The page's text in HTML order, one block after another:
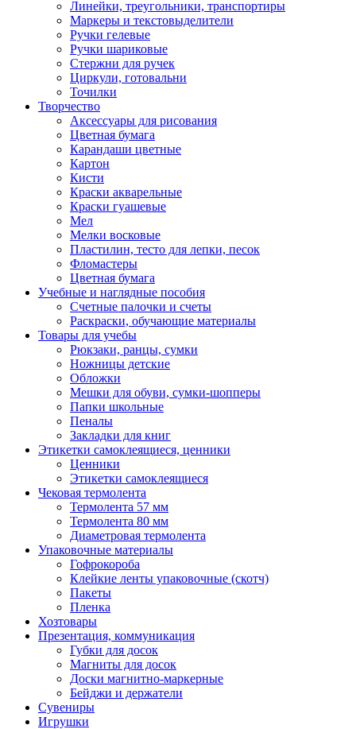
Линейки, треугольники, транспортиры
Маркеры и текстовыделители
Ручки гелевые
Ручки шариковые
Стержни для ручек
Циркули, готовальни
Точилки
Творчество
Аксессуары для рисования
Цветная бумага
Карандаши цветные
Картон
Кисти
Краски акварельные
Краски гуашевые
Мел
Мелки восковые
Пластилин, тесто для лепки, песок
Фломастеры
Цветная бумага
Учебные и наглядные пособия
Счетные палочки и счеты
Раскраски, обучающие материалы
Товары для учебы
Рюкзаки, ранцы, сумки
Ножницы детские
Обложки
Мешки для обуви, сумки-шопперы
Папки школьные
Пеналы
Закладки для книг
Этикетки самоклеящиеся, ценники
Ценники
Этикетки самоклеящиеся
Чековая термолента
Термолента 57 мм
Термолента 80 мм
Диаметровая термолента
Упаковочные материалы
Гофрокороба
Клейкие ленты упаковочные (скотч)
Пакеты
Пленка
Хозтовары
Презентация, коммуникация
Губки для досок
Магниты для досок
Доски магнитно-маркерные
Бейджи и держатели
Сувениры
Игрушки